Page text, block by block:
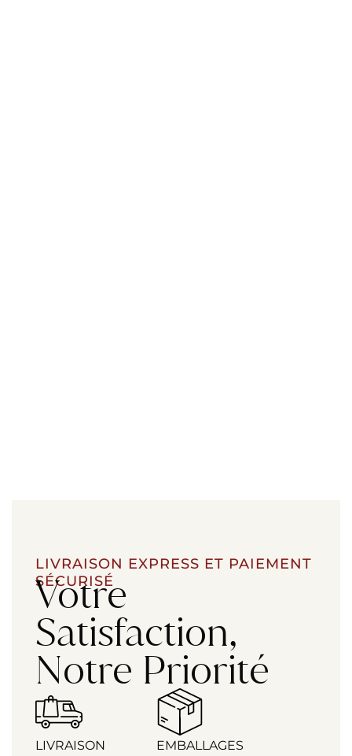
LIVRAISON EXPRESS ET PAIEMENT
SÉCURISÉ
Votre
Satisfaction,
Notre Priorité
LIVRAISON
EMBALLAGES